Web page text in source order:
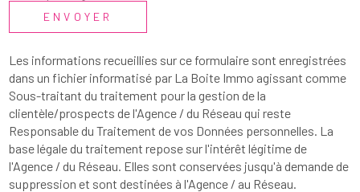
ENVOYER
Les informations recueillies sur ce formulaire sont enregistrées
dans un fichier informatisé par La Boite Immo agissant comme
Sous-traitant du traitement pour la gestion de la
clientèle/prospects de l'Agence / du Réseau qui reste
Responsable du Traitement de vos Données personnelles. La
base légale du traitement repose sur l'intérêt légitime de
l'Agence / du Réseau. Elles sont conservées jusqu'à demande de
suppression et sont destinées à l'Agence / au Réseau.